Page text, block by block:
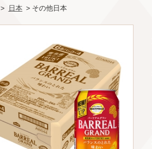
> 日本 > その他日本